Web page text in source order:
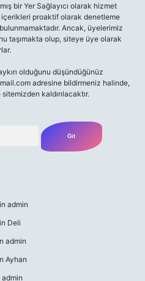
bir Yer Sağlayıcı olarak hizmet
proaktif olarak denetleme
Ancak, üyelerimiz
taşımakta olup, siteye üye olarak
olduğunu düşündüğünüz
adresine bildirmeniz halinde,
kaldırılacaktır.
admin
Deli
admin
Ayhan
admin